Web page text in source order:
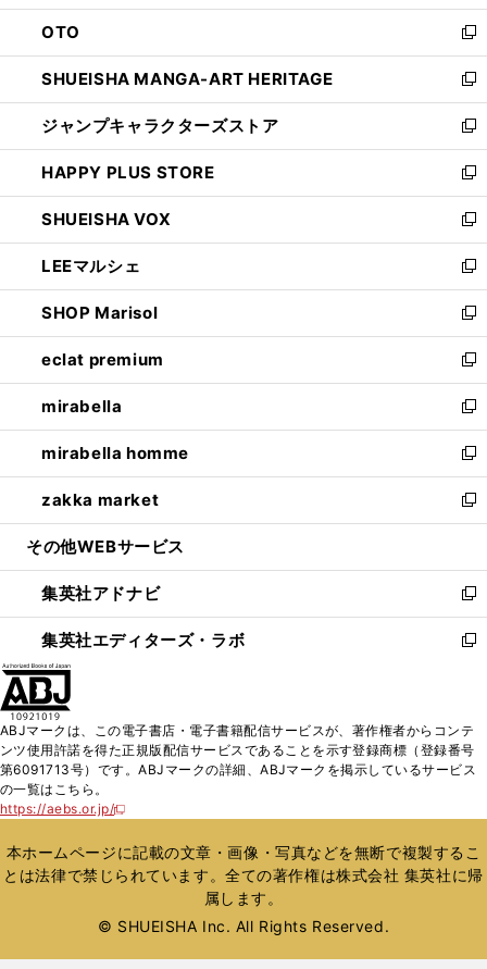
ウ
で
開
く
ン
ド
ウ
で
開
く
OTO
新
し
い
ウ
ィ
ン
ド
ウ
で
開
く
SHUEISHA MANGA-ART HERITAGE
新
し
い
ウ
ィ
ン
ド
ウ
で
開
く
ジャンプキャラクターズストア
新
し
い
ウ
ィ
ン
ド
ウ
で
開
く
HAPPY PLUS STORE
新
し
い
ウ
ィ
ン
ド
ウ
で
開
く
SHUEISHA VOX
新
し
い
ウ
ィ
ン
ド
ウ
で
開
く
LEEマルシェ
新
し
い
ウ
ィ
ン
ド
ウ
で
開
く
SHOP Marisol
新
し
い
ウ
ィ
ン
ド
ウ
で
開
eclat premium
新
し
い
ウ
ィ
ン
ド
ウ
開
く
mirabella
新
し
い
ウ
ィ
ン
ウ
で
開
く
mirabella homme
新
し
い
ウ
ン
ド
ウ
で
zakka market
新
し
ウ
ィ
ン
ド
く
その他WEBサービス
集英社アドナビ
新
し
い
ド
ウ
で
集英社エディターズ・ラボ
新
ィ
ン
ド
開
く
ABJマークは、この電子書店・電子書籍配信サービスが、著作権者からコンテ
ンツ使用許諾を得た正規版配信サービスであることを示す登録商標（登録番号
第6091713号）です。ABJマークの詳細、ABJマークを掲示しているサービス
の一覧はこちら。
https://aebs.or.jp/
新
い
ウ
ィ
ウ
本ホームページに記載の文章・画像・写真などを無断で複製するこ
とは法律で禁じられています。全ての著作権は株式会社 集英社に帰
属します。
© SHUEISHA Inc. All Rights Reserved.